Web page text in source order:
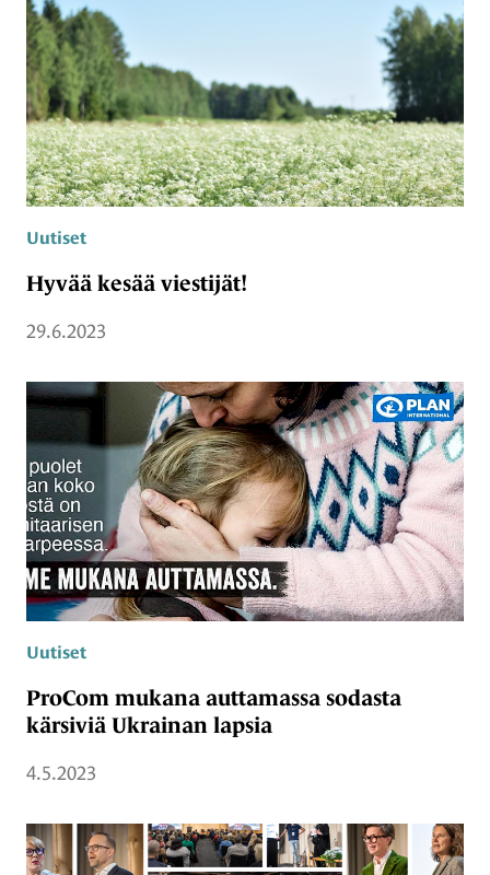
Uutiset
Hyvää kesää viestijät!
29.6.2023
Uutiset
ProCom mukana auttamassa sodasta
kärsiviä Ukrainan lapsia
4.5.2023